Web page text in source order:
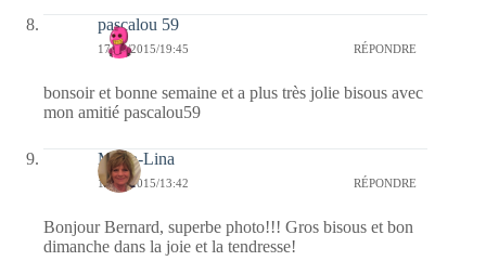
pascalou 59
17/05/2015/19:45 RÉPONDRE
bonsoir et bonne semaine et a plus très jolie bisous avec
mon amitié pascalou59
Maria-Lina
17/05/2015/13:42 RÉPONDRE
Bonjour Bernard, superbe photo!!! Gros bisous et bon
dimanche dans la joie et la tendresse!